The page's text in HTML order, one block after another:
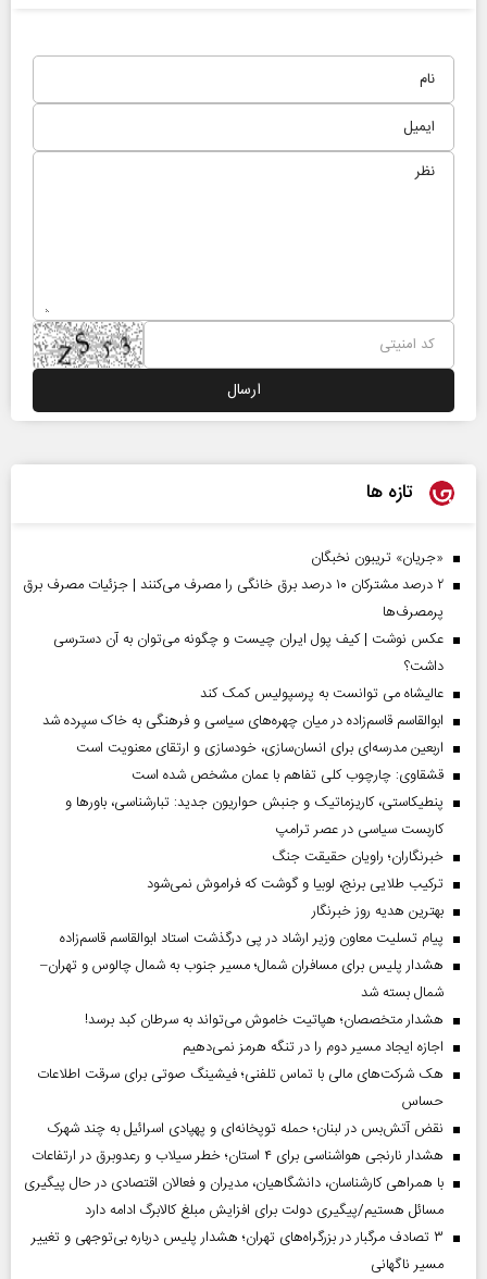
تازه ها
«جریان» تریبون نخبگان
۲ درصد مشترکان ۱۰ درصد برق خانگی را مصرف می‌کنند | جزئیات مصرف برق
پرمصرف‌ها
عکس نوشت | کیف پول ایران چیست و چگونه می‌توان به آن دسترسی
داشت؟
عالیشاه می توانست به پرسپولیس کمک کند
ابوالقاسم قاسم‌زاده در میان چهره‌های سیاسی و فرهنگی به خاک سپرده شد
اربعین مدرسه‌ای برای انسان‌سازی، خودسازی و ارتقای معنویت است
قشقاوی: چارچوب کلی تفاهم با عمان مشخص شده است
پنطیکاستی، کاریزماتیک و جنبش حواریون جدید: تبارشناسی، باور‌ها و
کاربست سیاسی در عصر ترامپ
خبرنگاران؛ راویان حقیقت جنگ
ترکیب طلایی برنج، لوبیا و گوشت که فراموش نمی‌شود
بهترین هدیه روز خبرنگار
پیام تسلیت معاون وزیر ارشاد در پی درگذشت استاد ابوالقاسم قاسم‌زاده
هشدار پلیس برای مسافران شمال؛ مسیر جنوب به شمال چالوس و تهران–
شمال بسته شد
هشدار متخصصان؛ هپاتیت خاموش می‌تواند به سرطان کبد برسد!
اجازه ایجاد مسیر دوم را در تنگه هرمز نمی‌دهیم
هک شرکت‌های مالی با تماس تلفنی؛ فیشینگ صوتی برای سرقت اطلاعات
حساس
نقض آتش‌بس در لبنان؛ حمله توپخانه‌ای و پهپادی اسرائیل به چند شهرک
هشدار نارنجی هواشناسی برای ۴ استان؛ خطر سیلاب و رعدوبرق در ارتفاعات
با همراهی کارشناسان، دانشگاهیان، مدیران و فعالان اقتصادی در حال پیگیری
مسائل هستیم/پیگیری دولت برای افزایش مبلغ کالابرگ ادامه دارد
۳ تصادف مرگبار در بزرگراه‌های تهران؛ هشدار پلیس درباره بی‌توجهی و تغییر
مسیر ناگهانی